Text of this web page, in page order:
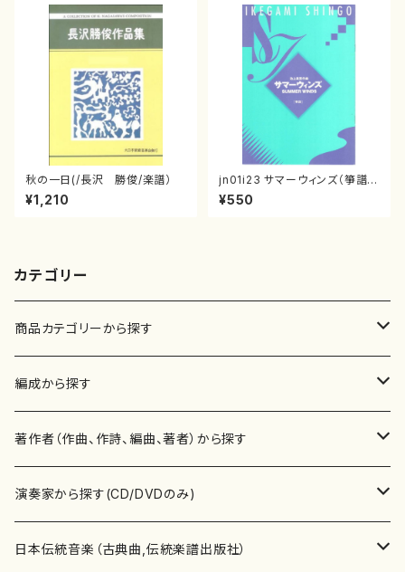
秋の一日(/長沢 勝俊/楽譜）
¥1,210
jn01i23 サマーウィンズ（箏譜）
（箏、十七絃/池上眞吾/楽譜）
¥550
カテゴリー
商品カテゴリーから探す
楽譜
書籍
書籍
テキストブック
CD・DVD
チケット
編成から探す
邦楽器
箏・琴（ソロ）
箏・琴（合奏）
合唱
混声合唱
歌・声
著作者（作曲、作詩、編曲、著者）から探す
あ行
青木省三(アオキ ショウゾウ)
か行
演奏家から探す(CD/DVDのみ)
邦楽（箏、三味線、尺八等）演奏家
日本伝統音楽（古典曲,伝統楽譜出版社）